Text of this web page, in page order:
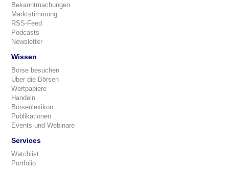
Bekanntmachungen
Marktstimmung
RSS-Feed
Podcasts
Newsletter
Wissen
Börse besuchen
Über die Börsen
Wertpapiere
Handeln
Börsenlexikon
Publikationen
Events und Webinare
Services
Watchlist
Portfolio